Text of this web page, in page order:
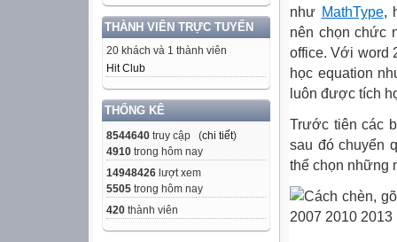
THÀNH VIÊN TRỰC TUYẾN
20 khách và 1 thành viên
Hit Club
THỐNG KÊ
8544640 truy cập (chi tiết)
4910 trong hôm nay
14948426 lượt xem
5505 trong hôm nay
420 thành viên
như MathType,
nên chọn chức
office. Với word
học equation
luôn được tích
Trước tiên các
sau đó chuyển
thể chọn những